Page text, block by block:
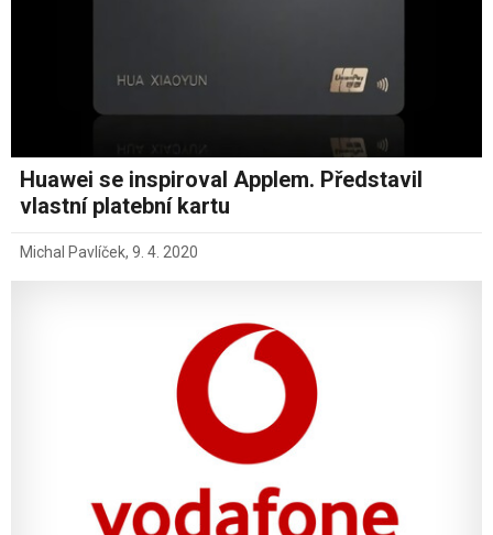
Huawei se inspiroval Applem. Představil
vlastní platební kartu
Michal Pavlíček, 9. 4. 2020